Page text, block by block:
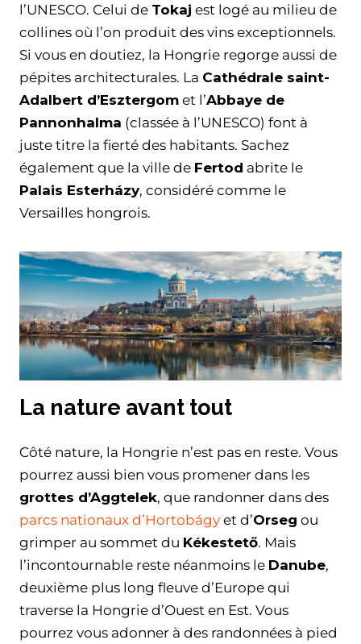
l’UNESCO. Celui de Tokaj est logé au milieu de
collines où l’on produit des vins exceptionnels.
Si vous en doutiez, la Hongrie regorge aussi de
pépites architecturales. La Cathédrale saint-
Adalbert d’Esztergom et l’Abbaye de
Pannonhalma (classée à l’UNESCO) font à
juste titre la fierté des habitants. Sachez
également que la ville de Fertod abrite le
Palais Esterházy, considéré comme le
Versailles hongrois.
La nature avant tout
Côté nature, la Hongrie n’est pas en reste. Vous
pourrez aussi bien vous promener dans les
grottes d’Aggtelek, que randonner dans des
parcs nationaux d’Hortobágy et d’Orseg ou
grimper au sommet du Kékestető. Mais
l’incontournable reste néanmoins le Danube,
deuxième plus long fleuve d’Europe qui
traverse la Hongrie d’Ouest en Est. Vous
pourrez vous adonner à des randonnées à pied